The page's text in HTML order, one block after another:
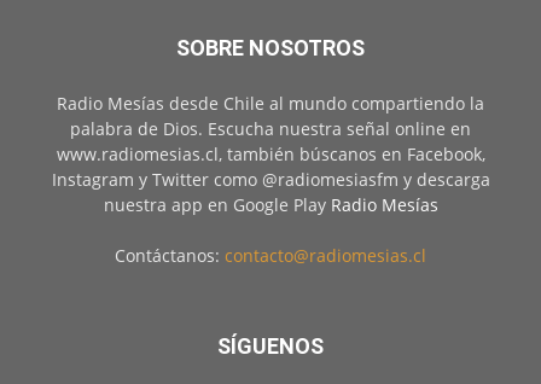
SOBRE NOSOTROS
Radio Mesías desde Chile al mundo compartiendo la
palabra de Dios. Escucha nuestra señal online en
www.radiomesias.cl, también búscanos en Facebook,
Instagram y Twitter como @radiomesiasfm y descarga
nuestra app en Google Play Radio Mesías
Contáctanos: contacto@radiomesias.cl
SÍGUENOS